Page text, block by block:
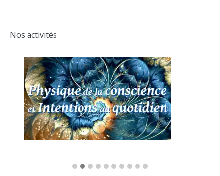
Nos activités